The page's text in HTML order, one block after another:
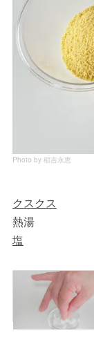
Photo by 稲吉永恵
クスクス
熱湯
塩